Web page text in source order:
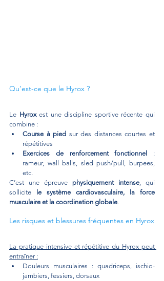
Qu’est-ce que le Hyrox ?
Le Hyrox est une discipline sportive récente qui
combine :
Course à pied sur des distances courtes et
répétitives
Exercices de renforcement fonctionnel
:
rameur, wall balls, sled push/pull, burpees,
etc.
C’est une épreuve physiquement intense, qui
sollicite
le système cardiovasculaire, la force
musculaire et la coordination globale.
Les risques et blessures fréquentes en Hyrox
La pratique intensive et répétitive du Hyrox peut
entraîner :
Douleurs musculaires : quadriceps, ischio-
jambiers, fessiers, dorsaux